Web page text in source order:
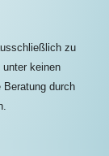
zu
keinen
Beratung durch